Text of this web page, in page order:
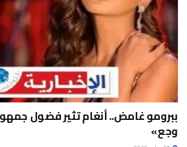
ببرومو غامض.. أنغام تثير فضول
وجع»